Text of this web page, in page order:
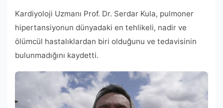
Kardiyoloji Uzmanı Prof. Dr. Serdar Kula, pulmoner
hipertansiyonun dünyadaki en tehlikeli, nadir ve
ölümcül hastalıklardan biri olduğunu ve tedavisinin
bulunmadığını kaydetti.